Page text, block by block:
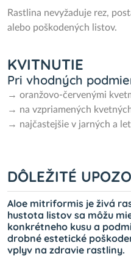
Rastlina nevyžaduje rez,
alebo poškodených listov.
KVITNUTIE
Pri vhodných
→ oranžovo-červenými
→ na vzpriamených
→ najčastejšie v jarných a
DÔLEŽITÉ
Aloe mitriformis je živá
hustota listov sa môžu
konkrétneho kusu a
drobné estetické
vplyv na zdravie rastliny.